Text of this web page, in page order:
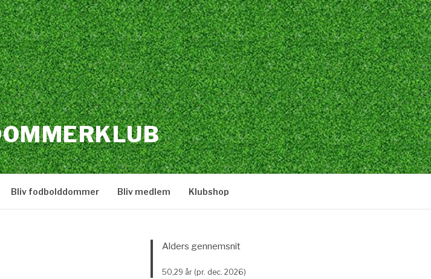
Bliv fodbolddommer Bliv medlem Klubshop
Alders gennemsnit
50,29 år (pr. dec. 2026)